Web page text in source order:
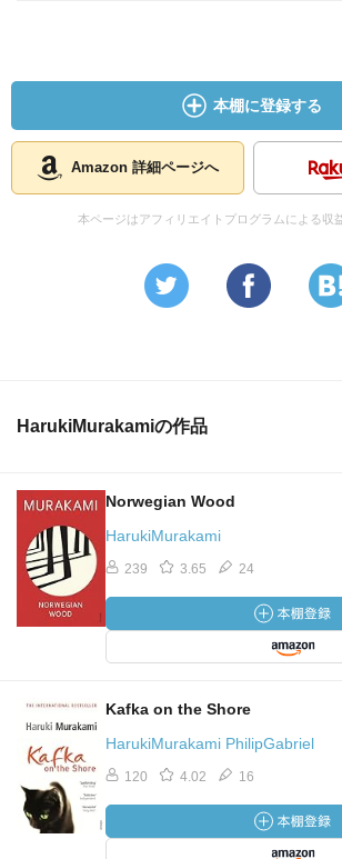
本棚に登録する
Amazon 詳細ページへ
本ページはアフィリエイトプログラムによる収
HarukiMurakamiの作品
Norwegian Wood
HarukiMurakami
239 3.65 24
Kafka on the Shore
HarukiMurakami PhilipGabriel
120 4.02 16